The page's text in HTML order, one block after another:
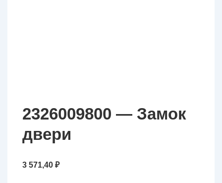
2326009800 — Замок
двери
3 571,40 ₽